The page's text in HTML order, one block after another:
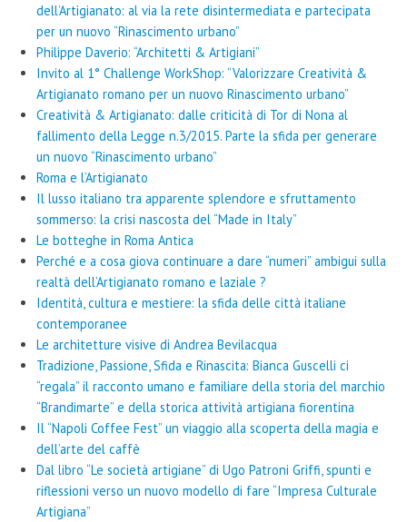
dell’Artigianato: al via la rete disintermediata e partecipata
per un nuovo “Rinascimento urbano”
Philippe Daverio: “Architetti & Artigiani”
Invito al 1° Challenge WorkShop: “Valorizzare Creatività &
Artigianato romano per un nuovo Rinascimento urbano”
Creatività & Artigianato: dalle criticità di Tor di Nona al
fallimento della Legge n.3/2015. Parte la sfida per generare
un nuovo “Rinascimento urbano”
Roma e l’Artigianato
Il lusso italiano tra apparente splendore e sfruttamento
sommerso: la crisi nascosta del “Made in Italy”
Le botteghe in Roma Antica
Perché e a cosa giova continuare a dare “numeri” ambigui sulla
realtà dell’Artigianato romano e laziale ?
Identità, cultura e mestiere: la sfida delle città italiane
contemporanee
Le architetture visive di Andrea Bevilacqua
Tradizione, Passione, Sfida e Rinascita: Bianca Guscelli ci
“regala” il racconto umano e familiare della storia del marchio
“Brandimarte” e della storica attività artigiana fiorentina
Il “Napoli Coffee Fest” un viaggio alla scoperta della magia e
dell’arte del caffè
Dal libro “Le società artigiane” di Ugo Patroni Griffi, spunti e
riflessioni verso un nuovo modello di fare “Impresa Culturale
Artigiana”